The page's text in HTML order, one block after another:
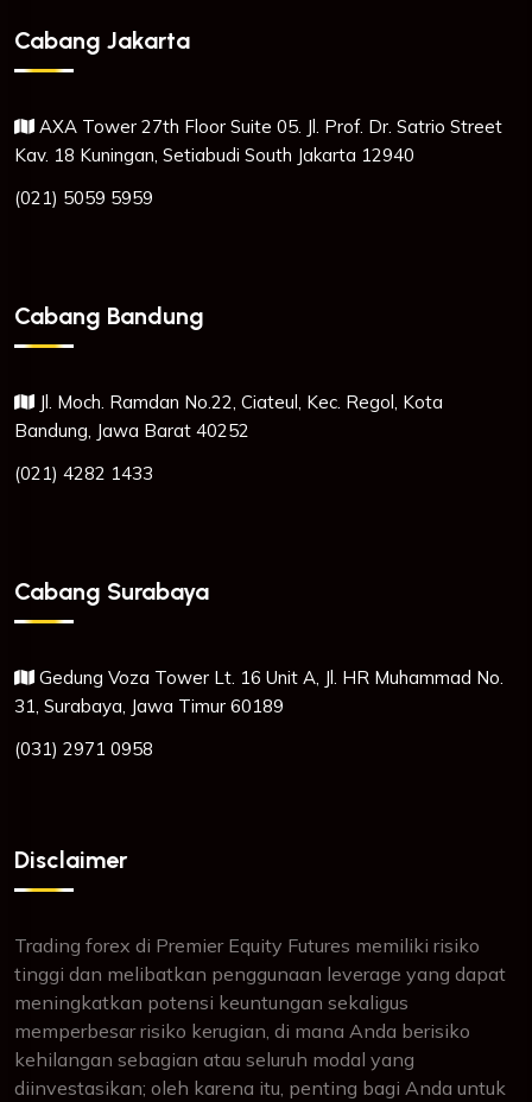
Cabang Jakarta
AXA Tower 27th Floor Suite 05. Jl. Prof. Dr. Satrio Street
Kav. 18 Kuningan, Setiabudi South Jakarta 12940
(021) 5059 5959
Cabang Bandung
Jl. Moch. Ramdan No.22, Ciateul, Kec. Regol, Kota
Bandung, Jawa Barat 40252
(021) 4282 1433
Cabang Surabaya
Gedung Voza Tower Lt. 16 Unit A, Jl. HR Muhammad No.
31, Surabaya, Jawa Timur 60189
(031) 2971 0958
Disclaimer
Trading forex di Premier Equity Futures memiliki risiko
tinggi dan melibatkan penggunaan leverage yang dapat
meningkatkan potensi keuntungan sekaligus
memperbesar risiko kerugian, di mana Anda berisiko
kehilangan sebagian atau seluruh modal yang
diinvestasikan; oleh karena itu, penting bagi Anda untuk